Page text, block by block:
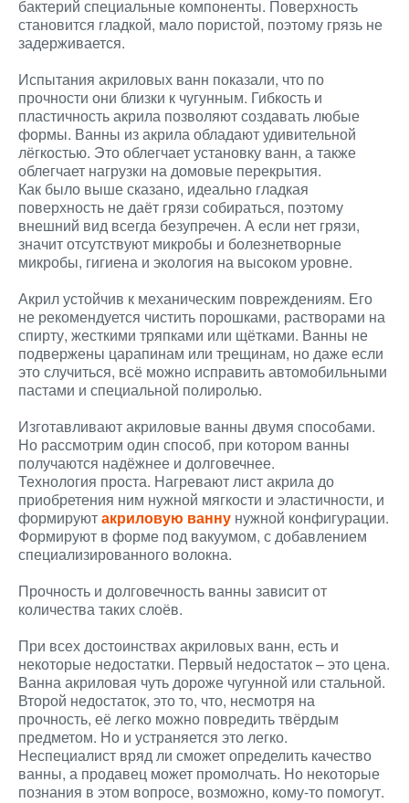
бактерий специальные компоненты. Поверхность
становится гладкой, мало пористой, поэтому грязь не
задерживается.
Испытания акриловых ванн показали, что по
прочности они близки к чугунным. Гибкость и
пластичность акрила позволяют создавать любые
формы. Ванны из акрила обладают удивительной
лёгкостью. Это облегчает установку ванн, а также
облегчает нагрузки на домовые перекрытия.
Как было выше сказано, идеально гладкая
поверхность не даёт грязи собираться, поэтому
внешний вид всегда безупречен. А если нет грязи,
значит отсутствуют микробы и болезнетворные
микробы, гигиена и экология на высоком уровне.
Акрил устойчив к механическим повреждениям. Его
не рекомендуется чистить порошками, растворами на
спирту, жесткими тряпками или щётками. Ванны не
подвержены царапинам или трещинам, но даже если
это случиться, всё можно исправить автомобильными
пастами и специальной полиролью.
Изготавливают акриловые ванны двумя способами.
Но рассмотрим один способ, при котором ванны
получаются надёжнее и долговечнее.
Технология проста. Нагревают лист акрила до
приобретения ним нужной мягкости и эластичности, и
формируютакриловую ванну нужной конфигурации.
Формируют в форме под вакуумом, с добавлением
специализированного волокна.
Прочность и долговечность ванны зависит от
количества таких слоёв.
При всех достоинствах акриловых ванн, есть и
некоторые недостатки. Первый недостаток – это цена.
Ванна акриловая чуть дороже чугунной или стальной.
Второй недостаток, это то, что, несмотря на
прочность, её легко можно повредить твёрдым
предметом. Но и устраняется это легко.
Неспециалист вряд ли сможет определить качество
ванны, а продавец может промолчать. Но некоторые
познания в этом вопросе, возможно, кому-то помогут.